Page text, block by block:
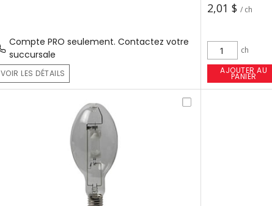
Compte PRO seulement. Contactez votre
succursale
VOIR LES DÉTAILS
2,01 $ / ch
ch
AJOUTER AU
PANIER